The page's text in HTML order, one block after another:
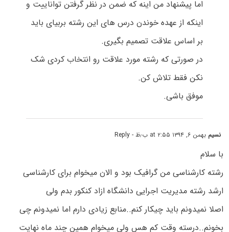
اما پیشنهاد من اینه که ضمن در نظر گرفتن تواناییت و
اینکه از عهده خوندن درس های این رشته بربیای باید
بر اساس علاقت تصمیم بگیری.
در صورتی که رشته مورد علاقت رو انتخاب کردی شک
نکن فقط تلاش کن.
موفق باشی.
نسیم بهمن ۶, ۱۳۹۴ at ۲:۵۵ ب٫ظ - Reply
با سلام
رشته کارشناسی من گرافیک بود و الان میخوام برای کارشناسی
ارشد رشته مدیریت اجرایی دانشگاه ازاد کنکور بدم ولی
اصلا نمیدونم باید چیکار کنم..منابع زیادی دارم اما نمیدونم چی
بخونم..درسته وقت کم هس ولی میخوام همین چند ماه نهایت